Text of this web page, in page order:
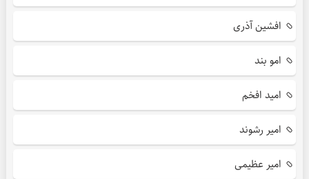
افشین آذری
امو بند
امید افخم
امیر رشوند
امیر عظیمی